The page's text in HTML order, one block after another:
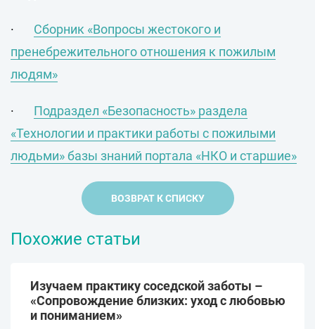
· Сборник «Вопросы жестокого и
пренебрежительного отношения к пожилым
людям»
· Подраздел «Безопасность» раздела
«Технологии и практики работы с пожилыми
людьми» базы знаний портала «НКО и старшие»
ВОЗВРАТ К СПИСКУ
Похожие статьи
Изучаем практику соседской заботы –
«Сопровождение близких: уход с любовью
и пониманием»